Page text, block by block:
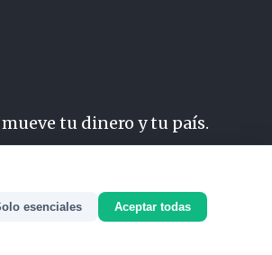
tu dinero y tu país.
esenciales Aceptar todas